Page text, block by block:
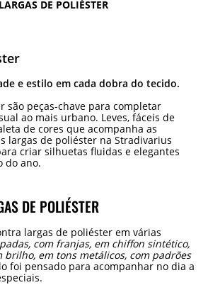
LARGAS DE POLIÉSTER
e estilo em cada dobra do tecido.
são peças-chave para completar
ao mais urbano. Leves, fáceis de
de cores que acompanha as
largas de poliéster na Stradivarius
criar silhuetas fluidas e elegantes
do ano.
DE POLIÉSTER
largas de poliéster em várias
com franjas, em chiffon sintético,
brilho, em tons metálicos, com padrões
foi pensado para acompanhar no dia a